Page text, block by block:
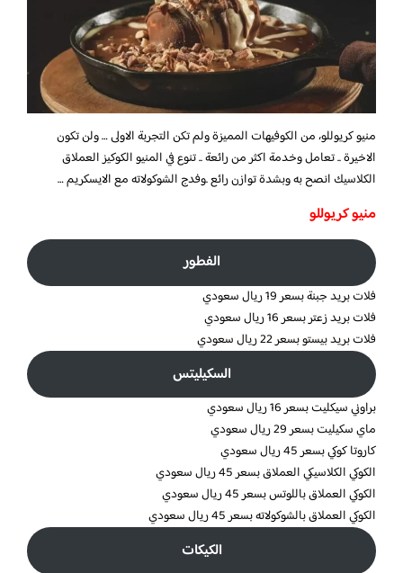
منيو كريوللو، من الكوفيهات المميزة ولم تكن التجربة الاولى … ولن تكون
الاخيرة .. تعامل وخدمة اكثر من رائعة .. تنوع في المنيو الكوكيز العملاق
الكلاسيك انصح به وبشدة توازن رائع .وفدج الشوكولاته مع الايسكريم …
منيو كريوللو
الفطور
فلات بريد جبنة بسعر 19 ريال سعودي
فلات بريد زعتر بسعر 16 ريال سعودي
فلات بريد بيستو بسعر 22 ريال سعودي
السكيليتس
براوني سيكليت بسعر 16 ريال سعودي
ماي سكيليت بسعر 29 ريال سعودي
كاروتا كوكي بسعر 45 ريال سعودي
الكوكي الكلاسيكي العملاق بسعر 45 ريال سعودي
الكوكي العملاق باللوتس بسعر 45 ريال سعودي
الكوكي العملاق بالشوكولاته بسعر 45 ريال سعودي
الكيكات